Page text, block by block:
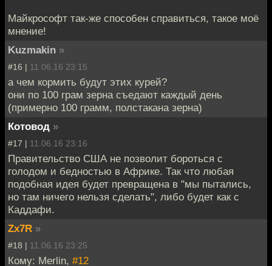
Майкрософт так-же способен справиться, такое моё
мнение!
Kuzmakin »
#16 | 11.06.16 23:15
а чем кормить будут этих курей?
они по 100 грам зерна съедают каждый день
(примерно 100 грамм, полстакана зерна)
Котовод »
#17 | 11.06.16 23:16
Правительство США не позволит бороться с
голодом и бедностью в Африке. Так что любая
подобная идея будет превращена в "мы пытались,
но там ничего нельзя сделать", либо будет как с
Каддафи.
Zx7R »
#18 | 11.06.16 23:25
Кому: Merlin, #12